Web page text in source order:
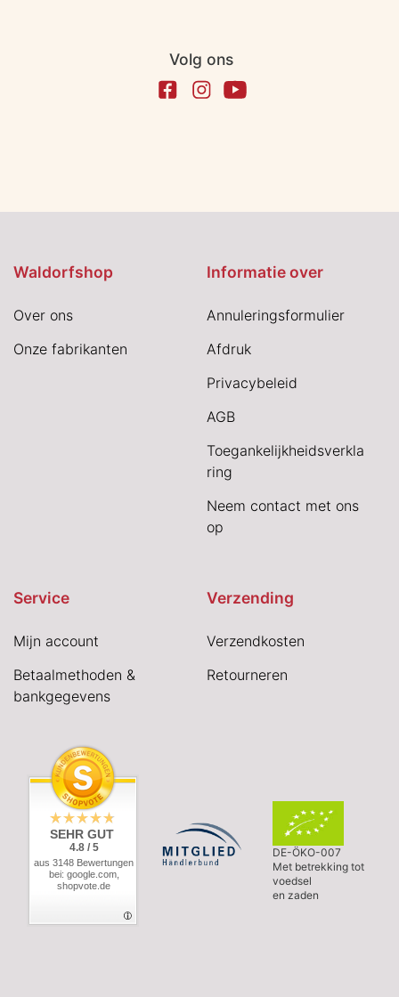
Volg ons
Waldorfshop
Over ons
Onze fabrikanten
Informatie over
Annuleringsformulier
Afdruk
Privacybeleid
AGB
Toegankelijkheidsverkla
ring
Neem contact met ons
op
Service
Mijn account
Betaalmethoden &
bankgegevens
Verzending
Verzendkosten
Retourneren
SEHR GUT
4.8 / 5
aus 3148 Bewertungen
bei: google.com,
shopvote.de
DE-ÖKO-007
Met betrekking tot
voedsel
en zaden